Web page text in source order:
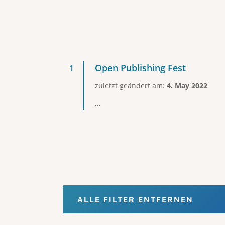
Open Publishing Fest
zuletzt geändert am: 4. May 2022
...
ALLE FILTER ENTFERNEN